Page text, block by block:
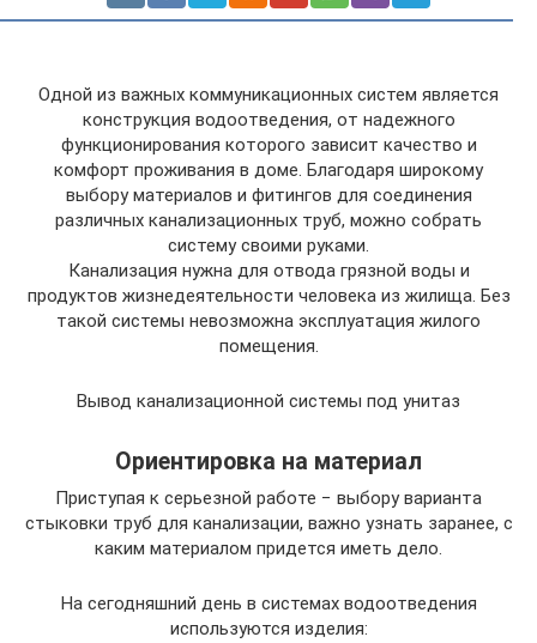
Одной из важных коммуникационных систем является
конструкция водоотведения, от надежного
функционирования которого зависит качество и
комфорт проживания в доме. Благодаря широкому
выбору материалов и фитингов для соединения
различных канализационных труб, можно собрать
систему своими руками.
Канализация нужна для отвода грязной воды и
продуктов жизнедеятельности человека из жилища. Без
такой системы невозможна эксплуатация жилого
помещения.
Вывод канализационной системы под унитаз
Ориентировка на материал
Приступая к серьезной работе − выбору варианта
стыковки труб для канализации, важно узнать заранее, с
каким материалом придется иметь дело.
На сегодняшний день в системах водоотведения
используются изделия: